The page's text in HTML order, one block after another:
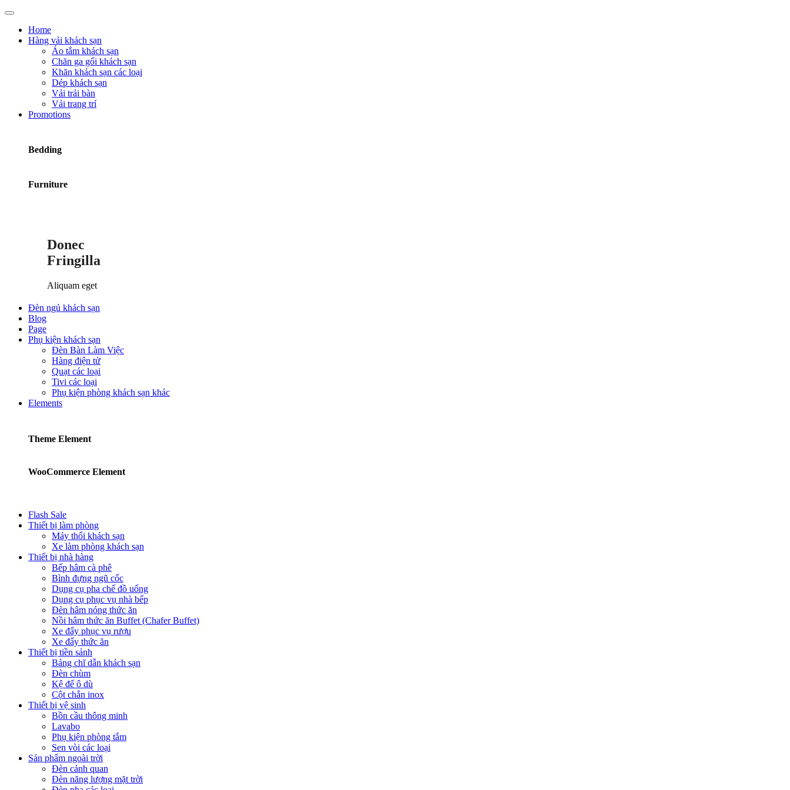
Home
Hàng vải khách sạn
Áo tắm khách sạn
Chăn ga gối khách sạn
Khăn khách sạn các loại
Dép khách sạn
Vải trải bàn
Vải trang trí
Promotions
Bedding
Furniture
Donec
Fringilla
Aliquam eget
Đèn ngủ khách sạn
Blog
Page
Phụ kiện khách sạn
Đèn Bàn Làm Việc
Hàng điện tử
Quạt các loại
Tivi các loại
Phụ kiện phòng khách sạn khác
Elements
Theme Element
WooCommerce Element
Flash Sale
Thiết bị làm phòng
Máy thổi khách sạn
Xe làm phòng khách sạn
Thiết bị nhà hàng
Bếp hâm cà phê
Bình đựng ngũ cốc
Dụng cụ pha chế đồ uống
Dụng cụ phục vụ nhà bếp
Đèn hâm nóng thức ăn
Nồi hâm thức ăn Buffet (Chafer Buffet)
Xe đẩy phục vụ rượu
Xe đẩy thức ăn
Thiết bị tiền sảnh
Bảng chĩ dẫn khách sạn
Đèn chùm
Kệ để ô dù
Cột chắn inox
Thiết bị vệ sinh
Bồn cầu thông minh
Lavabo
Phụ kiện phòng tắm
Sen vòi các loại
Sản phẩm ngoài trời
Đèn cảnh quan
Đèn năng lượng mặt trời